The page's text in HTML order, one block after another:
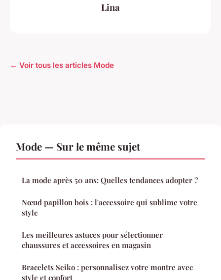
Lina
← Voir tous les articles Mode
Mode — Sur le même sujet
La mode après 50 ans: Quelles tendances adopter ?
Nœud papillon bois : l'accessoire qui sublime votre
style
Les meilleures astuces pour sélectionner
chaussures et accessoires en magasin
Bracelets Seiko : personnalisez votre montre avec
style et confort